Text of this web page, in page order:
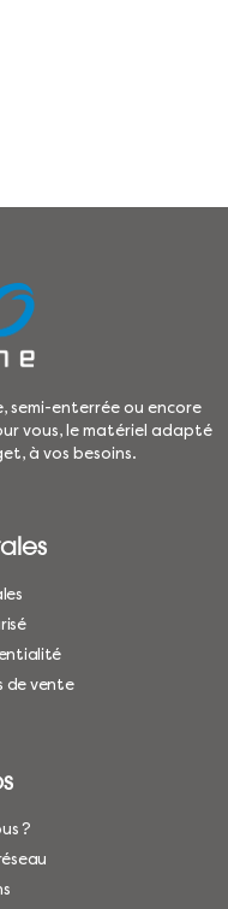
semi-enterrée ou encore
vous, le matériel adapté
à vos besoins.
de vente
?